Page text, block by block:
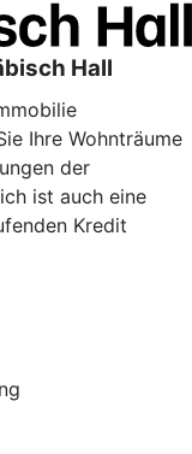
Hall
Ihre Wohnträume
der
ist auch eine
Kredit